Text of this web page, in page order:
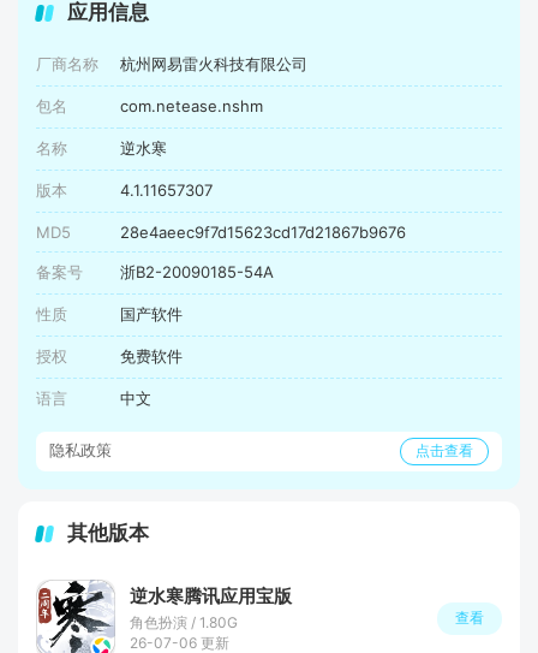
应用信息
厂商名称 杭州网易雷火科技有限公司
包名 com.netease.nshm
名称 逆水寒
版本 4.1.11657307
MD5 28e4aeec9f7d15623cd17d21867b9676
备案号 浙B2-20090185-54A
性质 国产软件
授权 免费软件
语言 中文
隐私政策 点击查看
其他版本
逆水寒腾讯应用宝版
角色扮演 / 1.80G
26-07-06 更新
查看